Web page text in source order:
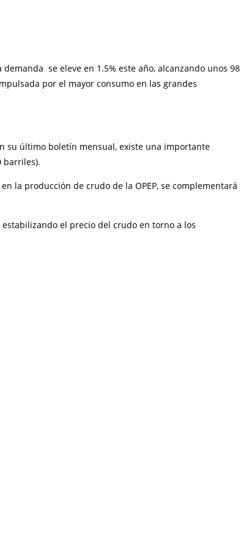
se eleve en 1.5% este año, alcanzando unos 98
por el mayor consumo en las grandes
su último boletín mensual, existe una importante
barriles).
la producción de crudo de la OPEP, se complementará
estabilizando el precio del crudo en torno a los